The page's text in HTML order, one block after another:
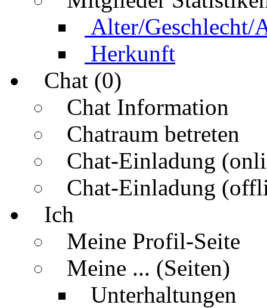
Alter/Geschlecht/
Herkunft
Chat (0)
Chat Information
Chatraum betreten
Chat-Einladung
Chat-Einladung
Ich
Meine Profil-Seite
Meine ... (Seiten)
Unterhaltungen